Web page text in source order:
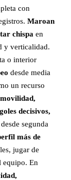
con
Maroan
chispa en
y verticalidad.
o interior
desde media
un recurso
decisivos,
segunda
más de
jugar de
equipo. En